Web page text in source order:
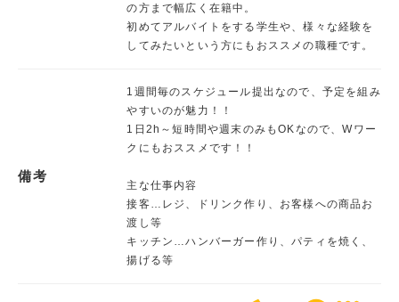
の方まで幅広く在籍中。
初めてアルバイトをする学生や、様々な経験を
してみたいという方にもおススメの職種です。
備考
1週間毎のスケジュール提出なので、予定を組み
やすいのが魅力！！
1日2h～短時間や週末のみもOKなので、Wワー
クにもおススメです！！
主な仕事内容
接客…レジ、ドリンク作り、お客様への商品お
渡し等
キッチン…ハンバーガー作り、パティを焼く、
揚げる等